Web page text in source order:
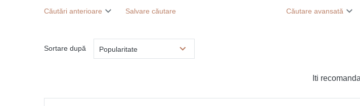
Căutări anterioare Salvare căutare Căutare avansată
Sortare după Popularitate
Iti